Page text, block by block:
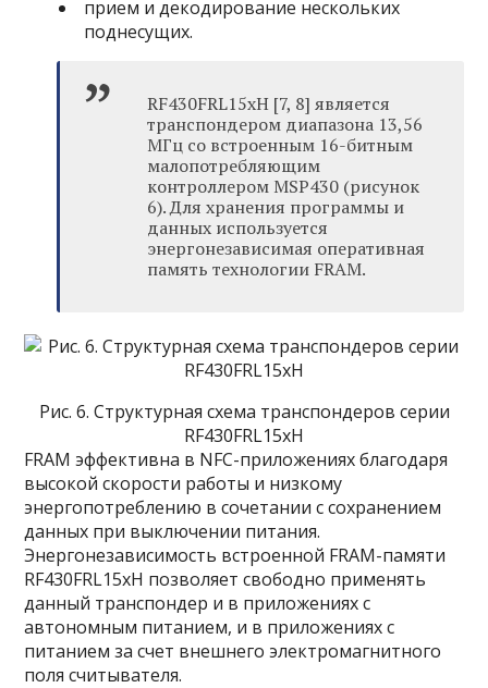
прием и декодирование нескольких
поднесущих.
RF430FRL15xH [7, 8] является
транспондером диапазона 13,56
МГц со встроенным 16-битным
малопотребляющим
контроллером MSP430 (рисунок
6). Для хранения программы и
данных используется
энергонезависимая оперативная
память технологии FRAM.
Рис. 6. Структурная схема транспондеров серии
RF430FRL15xH
FRAM эффективна в NFC-приложениях благодаря
высокой скорости работы и низкому
энергопотреблению в сочетании с сохранением
данных при выключении питания.
Энергонезависимость встроенной FRAM-памяти
RF430FRL15xH позволяет свободно применять
данный транспондер и в приложениях с
автономным питанием, и в приложениях с
питанием за счет внешнего электромагнитного
поля считывателя.